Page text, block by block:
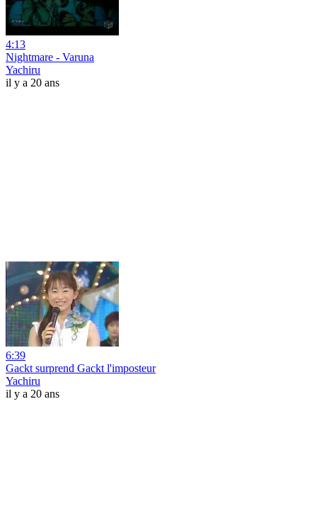
4:13
Nightmare - Varuna
Yachiru
il y a 20 ans
6:39
Gackt surprend Gackt l'imposteur
Yachiru
il y a 20 ans